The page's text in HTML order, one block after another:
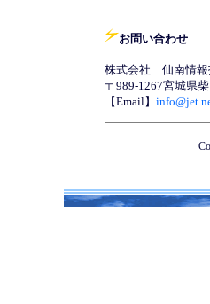
お問い合わせ
株式会社 仙南情報
〒989-1267宮城県
【Email】